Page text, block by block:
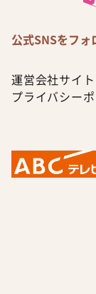
公式SNSをフォ
運営会社サイ
プライバシー